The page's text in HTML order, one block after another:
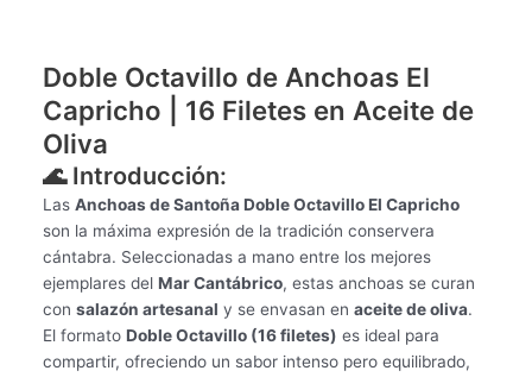
Doble Octavillo de Anchoas El
Capricho | 16 Filetes en Aceite de
Oliva
🌊 Introducción:
Las Anchoas de Santoña Doble Octavillo El Capricho
son la máxima expresión de la tradición conservera
cántabra. Seleccionadas a mano entre los mejores
ejemplares del Mar Cantábrico, estas anchoas se curan
con salazón artesanal y se envasan en aceite de oliva.
El formato Doble Octavillo (16 filetes) es ideal para
compartir, ofreciendo un sabor intenso pero equilibrado,